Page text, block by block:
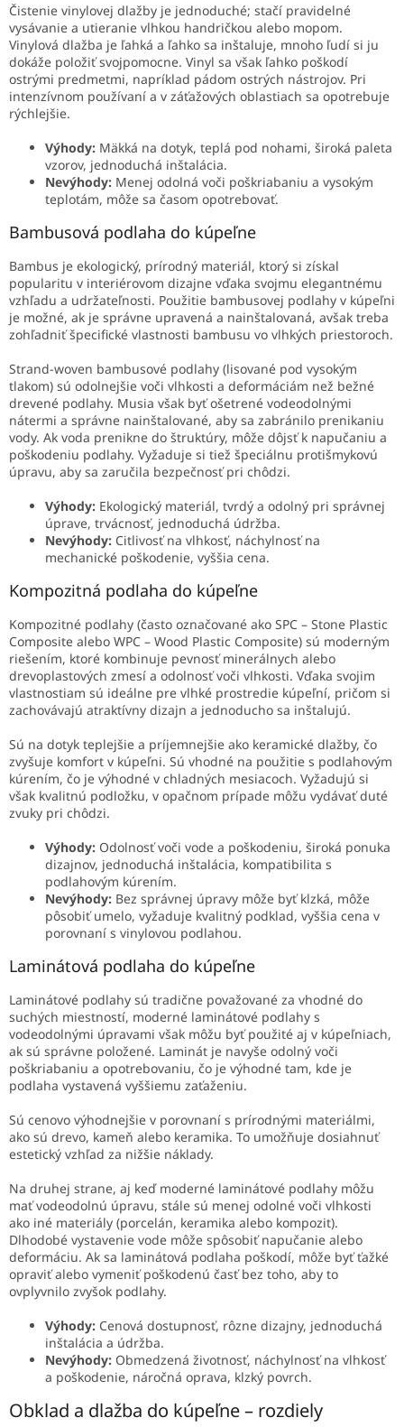
Čistenie vinylovej dlažby je jednoduché; stačí pravidelné
vysávanie a utieranie vlhkou handričkou alebo mopom.
Vinylová dlažba je ľahká a ľahko sa inštaluje, mnoho ľudí si ju
dokáže položiť svojpomocne. Vinyl sa však ľahko poškodí
ostrými predmetmi, napríklad pádom ostrých nástrojov. Pri
intenzívnom používaní a v záťažových oblastiach sa opotrebuje
rýchlejšie.
Výhody: Mäkká na dotyk, teplá pod nohami, široká paleta
vzorov, jednoduchá inštalácia.
Nevýhody: Menej odolná voči poškriabaniu a vysokým
teplotám, môže sa časom opotrebovať.
Bambusová podlaha do kúpeľne
Bambus je ekologický, prírodný materiál, ktorý si získal
popularitu v interiérovom dizajne vďaka svojmu elegantnému
vzhľadu a udržateľnosti. Použitie bambusovej podlahy v kúpeľni
je možné, ak je správne upravená a nainštalovaná, avšak treba
zohľadniť špecifické vlastnosti bambusu vo vlhkých priestoroch.
Strand-woven bambusové podlahy (lisované pod vysokým
tlakom) sú odolnejšie voči vlhkosti a deformáciám než bežné
drevené podlahy. Musia však byť ošetrené vodeodolnými
nátermi a správne nainštalované, aby sa zabránilo prenikaniu
vody. Ak voda prenikne do štruktúry, môže dôjsť k napučaniu a
poškodeniu podlahy. Vyžaduje si tiež špeciálnu protišmykovú
úpravu, aby sa zaručila bezpečnosť pri chôdzi.
Výhody: Ekologický materiál, tvrdý a odolný pri správnej
úprave, trvácnosť, jednoduchá údržba.
Nevýhody: Citlivosť na vlhkosť, náchylnosť na
mechanické poškodenie, vyššia cena.
Kompozitná podlaha do kúpeľne
Kompozitné podlahy (často označované ako SPC – Stone Plastic
Composite alebo WPC – Wood Plastic Composite) sú moderným
riešením, ktoré kombinuje pevnosť minerálnych alebo
drevoplastových zmesí a odolnosť voči vlhkosti. Vďaka svojim
vlastnostiam sú ideálne pre vlhké prostredie kúpeľní, pričom si
zachovávajú atraktívny dizajn a jednoducho sa inštalujú.
Sú na dotyk teplejšie a príjemnejšie ako keramické dlažby, čo
zvyšuje komfort v kúpeľni. Sú vhodné na použitie s podlahovým
kúrením, čo je výhodné v chladných mesiacoch. Vyžadujú si
však kvalitnú podložku, v opačnom prípade môžu vydávať duté
zvuky pri chôdzi.
Výhody: Odolnosť voči vode a poškodeniu, široká ponuka
dizajnov, jednoduchá inštalácia, kompatibilita s
podlahovým kúrením.
Nevýhody: Bez správnej úpravy môže byť klzká, môže
pôsobiť umelo, vyžaduje kvalitný podklad, vyššia cena v
porovnaní s vinylovou podlahou.
Laminátová podlaha do kúpeľne
Laminátové podlahy sú tradične považované za vhodné do
suchých miestností, moderné laminátové podlahy s
vodeodolnými úpravami však môžu byť použité aj v kúpeľniach,
ak sú správne položené. Laminát je navyše odolný voči
poškriabaniu a opotrebovaniu, čo je výhodné tam, kde je
podlaha vystavená vyššiemu zaťaženiu.
Sú cenovo výhodnejšie v porovnaní s prírodnými materiálmi,
ako sú drevo, kameň alebo keramika. To umožňuje dosiahnuť
estetický vzhľad za nižšie náklady.
Na druhej strane, aj keď moderné laminátové podlahy môžu
mať vodeodolnú úpravu, stále sú menej odolné voči vlhkosti
ako iné materiály (porcelán, keramika alebo kompozit).
Dlhodobé vystavenie vode môže spôsobiť napučanie alebo
deformáciu. Ak sa laminátová podlaha poškodí, môže byť ťažké
opraviť alebo vymeniť poškodenú časť bez toho, aby to
ovplyvnilo zvyšok podlahy.
Výhody: Cenová dostupnosť, rôzne dizajny, jednoduchá
inštalácia a údržba.
Nevýhody: Obmedzená životnosť, náchylnosť na vlhkosť
a poškodenie, náročná oprava, klzký povrch.
Obklad a dlažba do kúpeľne – rozdiely